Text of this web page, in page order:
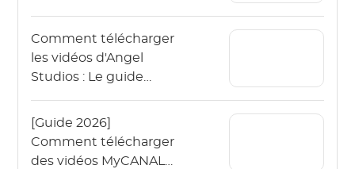
Comment télécharger
les vidéos d'Angel
Studios : Le guide
[Guide 2026]
Comment télécharger
des vidéos MyCANAL